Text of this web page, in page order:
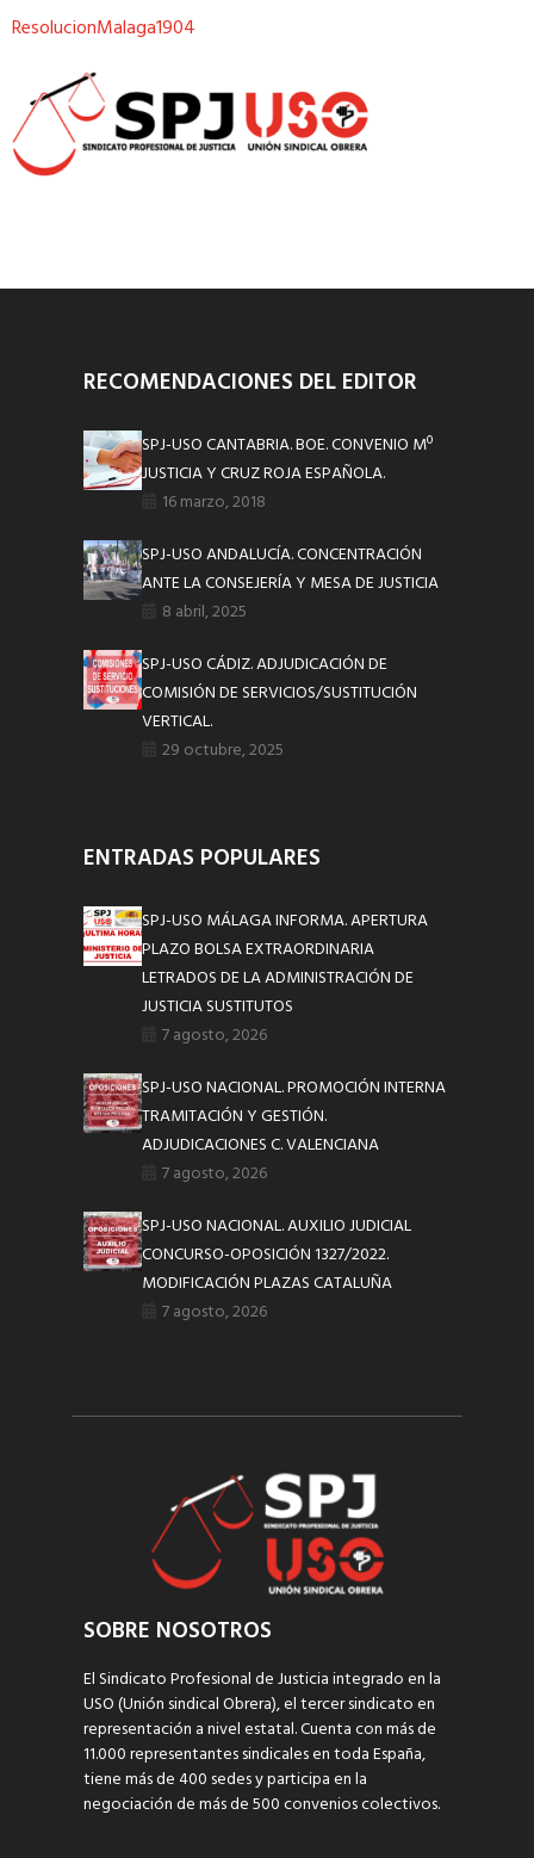
ResolucionMalaga1904
RECOMENDACIONES DEL EDITOR
SPJ-USO CANTABRIA. BOE. CONVENIO Mº
JUSTICIA Y CRUZ ROJA ESPAÑOLA.
16 marzo, 2018
SPJ-USO ANDALUCÍA. CONCENTRACIÓN
ANTE LA CONSEJERÍA Y MESA DE JUSTICIA
8 abril, 2025
SPJ-USO CÁDIZ. ADJUDICACIÓN DE
COMISIÓN DE SERVICIOS/SUSTITUCIÓN
VERTICAL.
29 octubre, 2025
ENTRADAS POPULARES
SPJ-USO MÁLAGA INFORMA. APERTURA
PLAZO BOLSA EXTRAORDINARIA
LETRADOS DE LA ADMINISTRACIÓN DE
JUSTICIA SUSTITUTOS
7 agosto, 2026
SPJ-USO NACIONAL. PROMOCIÓN INTERNA
TRAMITACIÓN Y GESTIÓN.
ADJUDICACIONES C. VALENCIANA
7 agosto, 2026
SPJ-USO NACIONAL. AUXILIO JUDICIAL
CONCURSO-OPOSICIÓN 1327/2022.
MODIFICACIÓN PLAZAS CATALUÑA
7 agosto, 2026
SOBRE NOSOTROS
El Sindicato Profesional de Justicia integrado en la
USO (Unión sindical Obrera), el tercer sindicato en
representación a nivel estatal. Cuenta con más de
11.000 representantes sindicales en toda España,
tiene más de 400 sedes y participa en la
negociación de más de 500 convenios colectivos.